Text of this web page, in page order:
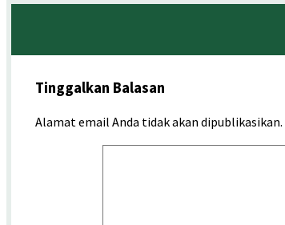
Tinggalkan Balasan
Alamat email Anda tidak akan dipublikasikan.